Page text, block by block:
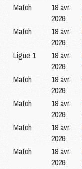
Match
19 avr.
2026
Match
19 avr.
2026
Ligue 1
19 avr.
2026
Match
19 avr.
2026
Match
19 avr.
2026
Match
19 avr.
2026
Match
19 avr.
2026